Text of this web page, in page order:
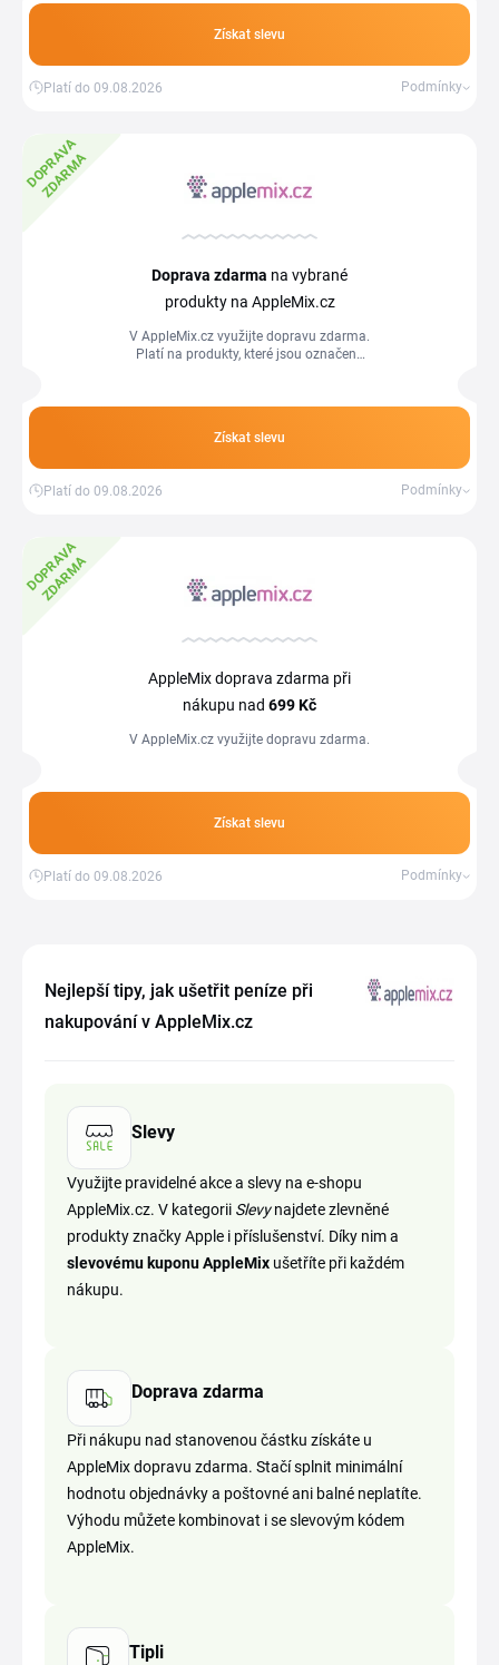
Získat slevu
Platí do 09.08.2026 Podmínky
D
O
P
R
A
V
A
Z
D
A
R
M
A
Doprava zdarma na vybrané
produkty na AppleMix.cz
V AppleMix.cz využijte dopravu zdarma.
Platí na produkty, které jsou označené
Získat slevu
Platí do 09.08.2026 Podmínky
D
O
P
R
A
V
A
Z
D
A
R
M
A
AppleMix doprava zdarma při
nákupu nad 699 Kč
V AppleMix.cz využijte dopravu zdarma.
Získat slevu
Platí do 09.08.2026 Podmínky
Nejlepší tipy, jak ušetřit peníze při
nakupování v AppleMix.cz
Slevy
Využijte pravidelné akce a slevy na e-shopu
AppleMix.cz. V kategorii Slevynajdete zlevněné
produkty značky Apple i příslušenství. Díky nim a
slevovému kuponu AppleMix ušetříte při každém
nákupu.
Doprava zdarma
Při nákupu nad stanovenou částku získáte u
AppleMix dopravu zdarma. Stačí splnit minimální
hodnotu objednávky a poštovné ani balné neplatíte.
Výhodu můžete kombinovat i se slevovým kódem
AppleMix.
Tipli